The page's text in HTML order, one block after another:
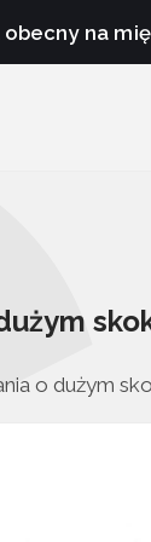
obecny na
o dużym